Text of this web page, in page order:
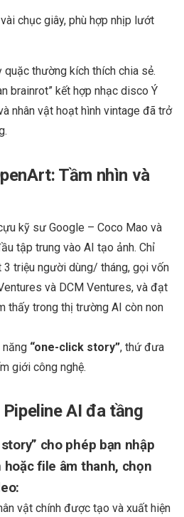
chục giây, phù hợp nhịp lướt
quặc thường kích thích chia sẻ.
brainrot” kết hợp nhạc disco Ý
nhân vật hoạt hình vintage đã trở
Tầm nhìn và
kỹ sư Google – Coco Mao và
tập trung vào AI tạo ảnh. Chỉ
3 triệu người dùng/ tháng, gọi vốn
và DCM Ventures, và đạt
thấy trong thị trường AI còn non
năng “one-click story”, thứ đưa
giới công nghệ.
AI đa tầng
cho phép bạn nhập
file âm thanh, chọn
vật chính được tạo và xuất hiện